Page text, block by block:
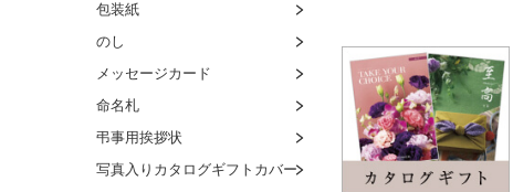
包装紙
のし
メッセージカード
命名札
弔事用挨拶状
写真入りカタログギフトカバー